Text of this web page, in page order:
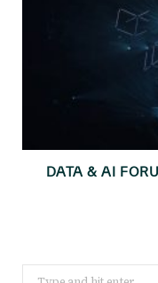
DATA & AI
Search